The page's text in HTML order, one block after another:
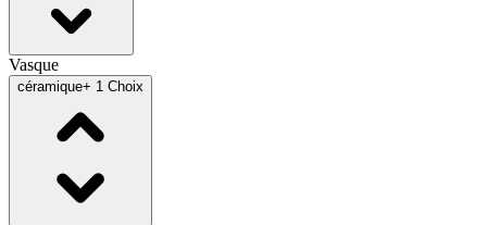
Vasque
céramique+ 1 Choix